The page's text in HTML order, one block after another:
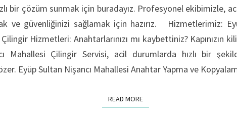
bir çözüm sunmak için buradayız. Profesyonel ekibimizle,
ve güvenliğinizi sağlamak için hazırız. Hizmetlerimiz:
Hizmetleri: Anahtarlarınızı mı kaybettiniz? Kapınızın
Mahallesi Çilingir Servisi, acil durumlarda hızlı bir
Eyüp Sultan Nişancı Mahallesi Anahtar Yapma ve
READ MOREREAD MORE